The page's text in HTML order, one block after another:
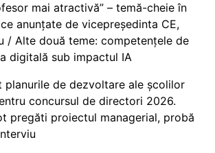
mai atractivă” – temă-cheie în
anunțate de vicepreședinta CE,
/ Alte două teme: competențele de
digitală sub impactul IA
planurile de dezvoltare ale școlilor
concursul de directori 2026.
pregăti proiectul managerial, probă